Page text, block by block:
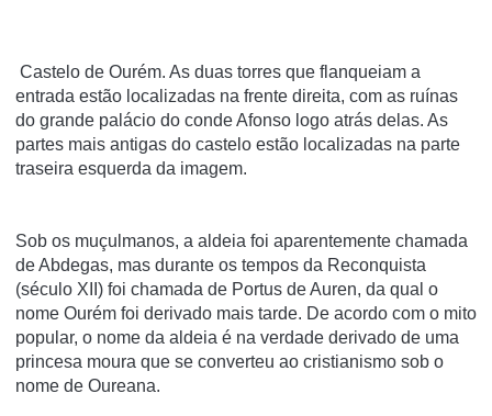
Castelo de Ourém. As duas torres que flanqueiam a
entrada estão localizadas na frente direita, com as ruínas
do grande palácio do conde Afonso logo atrás delas. As
partes mais antigas do castelo estão localizadas na parte
traseira esquerda da imagem.
Sob os muçulmanos, a aldeia foi aparentemente chamada
de Abdegas, mas durante os tempos da Reconquista
(século XII) foi chamada de Portus de Auren, da qual o
nome Ourém foi derivado mais tarde. De acordo com o mito
popular, o nome da aldeia é na verdade derivado de uma
princesa moura que se converteu ao cristianismo sob o
nome de Oureana.